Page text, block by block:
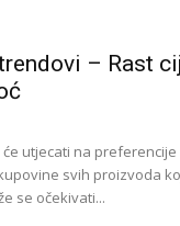
– Rast
utjecati na
svih proizvoda
se očekivati...